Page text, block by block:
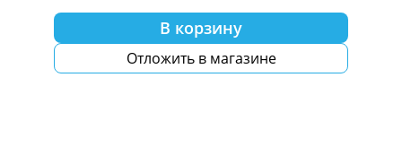
В корзину
Отложить в магазине